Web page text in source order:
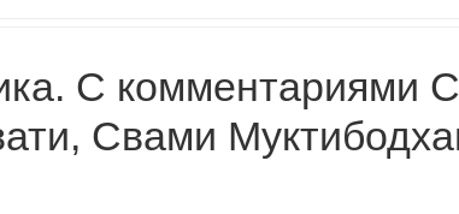
С комментариями
Свами